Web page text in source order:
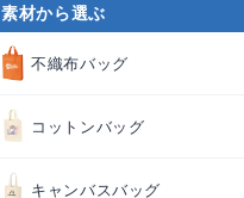
素材から選ぶ
不織布バッグ
コットンバッグ
キャンバスバッグ